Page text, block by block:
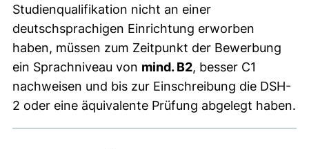
Studienqualifikation nicht an einer
deutschsprachigen Einrichtung erworben
haben, müssen zum Zeitpunkt der Bewerbung
ein Sprachniveau von mind. B2, besser C1
nachweisen und bis zur Einschreibung die DSH-
2 oder eine äquivalente Prüfung abgelegt haben.